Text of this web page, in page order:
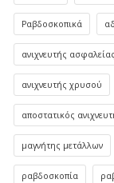
Ραβδοσκοπικά
ανιχνευτής ασφαλείας
ανιχνευτής χρυσού
αποστατικός
μαγνήτης μετάλλων
ραβδοσκοπία